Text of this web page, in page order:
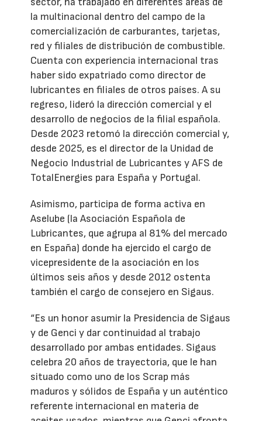
la multinacional dentro del campo de la
comercialización de carburantes, tarjetas,
red y filiales de distribución de combustible.
Cuenta con experiencia internacional tras
haber sido expatriado como director de
lubricantes en filiales de otros países. A su
regreso, lideró la dirección comercial y el
desarrollo de negocios de la filial española.
Desde 2023 retomó la dirección comercial y,
desde 2025, es el director de la Unidad de
Negocio Industrial de Lubricantes y AFS de
TotalEnergies para España y Portugal.
Asimismo, participa de forma activa en
Aselube (la Asociación Española de
Lubricantes, que agrupa al 81% del mercado
en España) donde ha ejercido el cargo de
vicepresidente de la asociación en los
últimos seis años y desde 2012 ostenta
también el cargo de consejero en Sigaus.
“Es un honor asumir la Presidencia de Sigaus
y de Genci y dar continuidad al trabajo
desarrollado por ambas entidades. Sigaus
celebra 20 años de trayectoria, que le han
situado como uno de los Scrap más
maduros y sólidos de España y un auténtico
referente internacional en materia de